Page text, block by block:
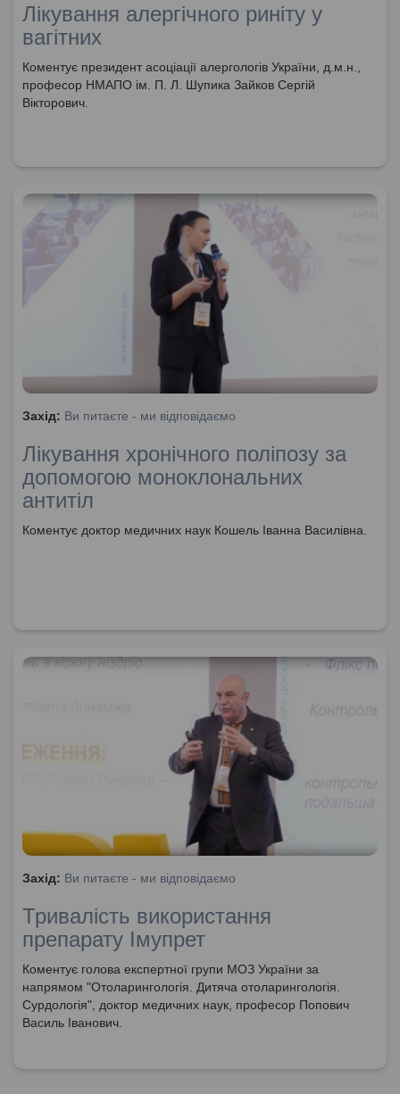
Лікування алергічного риніту у
вагітних
Коментує президент асоціації алергологів України, д.м.н.,
професор НМАПО ім. П. Л. Шупика Зайков Сергій
Вікторович.
Захід: Ви питаєте - ми відповідаємо
Лікування хронічного поліпозу за
допомогою моноклональних
антитіл
Коментує доктор медичних наук Кошель Іванна Василівна.
Захід: Ви питаєте - ми відповідаємо
Тривалість використання
препарату Імупрет
Коментує голова експертної групи МОЗ України за
напрямом "Отоларингологія. Дитяча отоларингологія.
Сурдологія", доктор медичних наук, професор Попович
Василь Іванович.